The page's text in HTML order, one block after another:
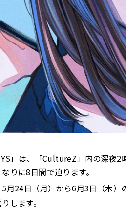
」は、「CultureZ」内の深夜
りに8日間で迫ります。
月24日（月）から6月3日（木）
します。